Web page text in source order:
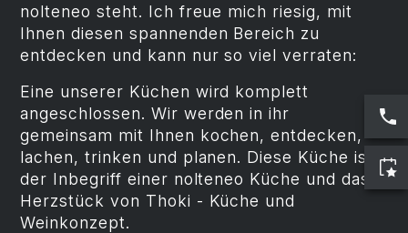
nolteneo steht. Ich freue mich riesig, mit
Ihnen diesen spannenden Bereich zu
entdecken und kann nur so viel verraten:
Eine unserer Küchen wird komplett
angeschlossen. Wir werden in ihr
gemeinsam mit Ihnen kochen, entdecken,
lachen, trinken und planen. Diese Küche ist
der Inbegriff einer nolteneo Küche und das
Herzstück von Thoki - Küche und
Weinkonzept.